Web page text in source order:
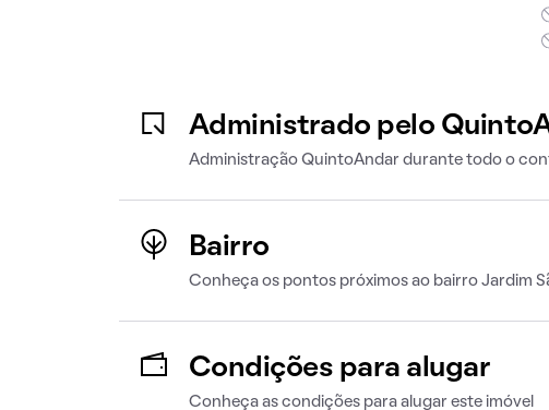
Administrado pelo
Administração QuintoAndar durante todo o
Bairro
Conheça os pontos próximos ao bairro Jardim
Condições para alugar
Conheça as condições para alugar este imóvel